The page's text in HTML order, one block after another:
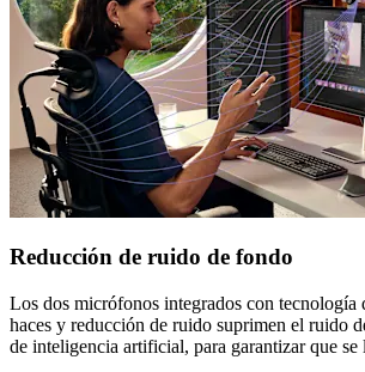
Reducción de ruido de fondo
Los dos micrófonos integrados con tecnología
haces y reducción de ruido suprimen el ruido
de inteligencia artificial, para garantizar que